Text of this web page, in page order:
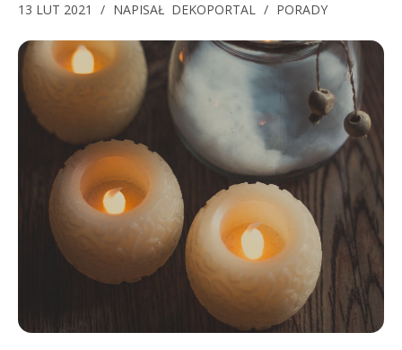
13 LUT 2021 / NAPISAŁ DEKOPORTAL / PORADY